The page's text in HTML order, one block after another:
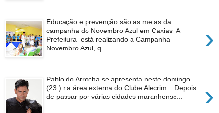
›
Educação e prevenção são as metas da
campanha do Novembro Azul em Caxias A
Prefeitura está realizando a Campanha
Novembro Azul, q...
›
Pablo do Arrocha se apresenta neste domingo
(23 ) na área externa do Clube Alecrim Depois
de passar por várias cidades maranhense...